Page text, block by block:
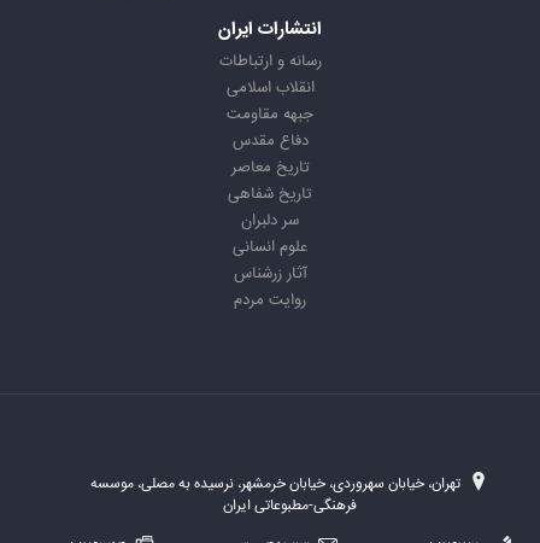
انتشارات ایران
رسانه و ارتباطات
انقلاب اسلامی
جبهه مقاومت
دفاع مقدس
تاریخ معاصر
تاریخ شفاهی
سر دلبران
علوم انسانی
آثار زرشناس
روایت مردم
تهران، خیابان سهروردی، خیابان خرمشهر، نرسیده به مصلی، موسسه
فرهنگی-مطبوعاتی ایران